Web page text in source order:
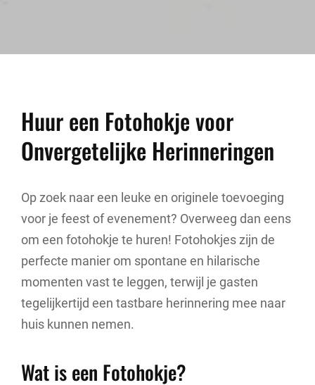
Huur een Fotohokje voor
Onvergetelijke Herinneringen
Op zoek naar een leuke en originele toevoeging
voor je feest of evenement? Overweeg dan eens
om een fotohokje te huren! Fotohokjes zijn de
perfecte manier om spontane en hilarische
momenten vast te leggen, terwijl je gasten
tegelijkertijd een tastbare herinnering mee naar
huis kunnen nemen.
Wat is een Fotohokje?